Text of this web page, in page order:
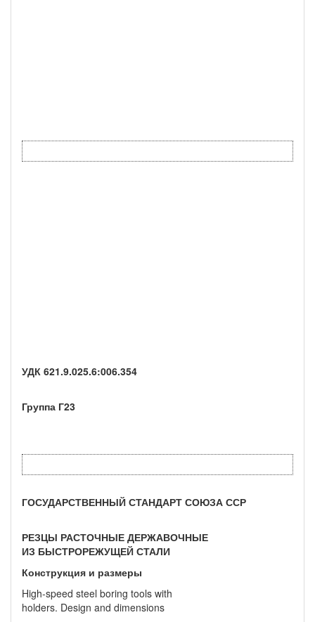
УДК 621.9.025.6:006.354
Группа Г23
ГОСУДАРСТВЕННЫЙ СТАНДАРТ СОЮЗА ССР
РЕЗЦЫ РАСТОЧНЫЕ ДЕРЖАВОЧНЫЕ
ИЗ БЫСТРОРЕЖУЩЕЙ СТАЛИ
Конструкция и размеры
High-speed steel boring tools with
holders. Design and dimensions